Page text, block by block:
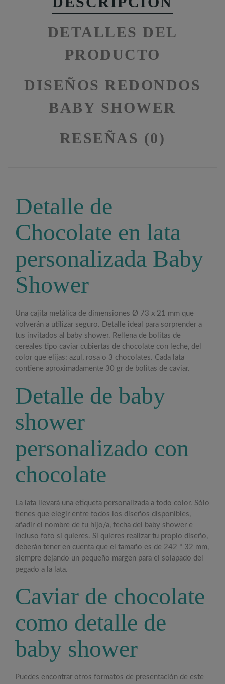
DETALLES DEL
PRODUCTO
DISEÑOS REDONDOS
BABY SHOWER
RESEÑAS (0)
Detalle de
Chocolate en lata
personalizada Baby
Shower
Una cajita metálica de dimensiones Ø 73 x 21 mm que
volverán a utilizar seguro. Detalle ideal para sorprender a
tus invitados al baby shower. Rellena de bolitas de
cereales tipo caviar cubiertas de chocolate con leche, del
color que elijas: azul, rosa o 3 chocolates. Cada lata
contiene aproximadamente 30 gr de bolitas de caviar.
Detalle de baby
shower
personalizado con
chocolate
La lata llevará una etiqueta personalizada a todo color. Sólo
tienes que elegir entre todos los diseños disponibles,
añadir el nombre de tu hijo/a, fecha del baby shower e
incluso foto si quieres. Si quieres realizar tu propio diseño,
deberán tener en cuenta que el tamaño es de 242 * 32 mm,
siempre dejando un pequeño margen para el solapado del
pegado a la lata.
Caviar de chocolate
como detalle de
baby shower
Puedes encontrar otros formatos de presentación de este